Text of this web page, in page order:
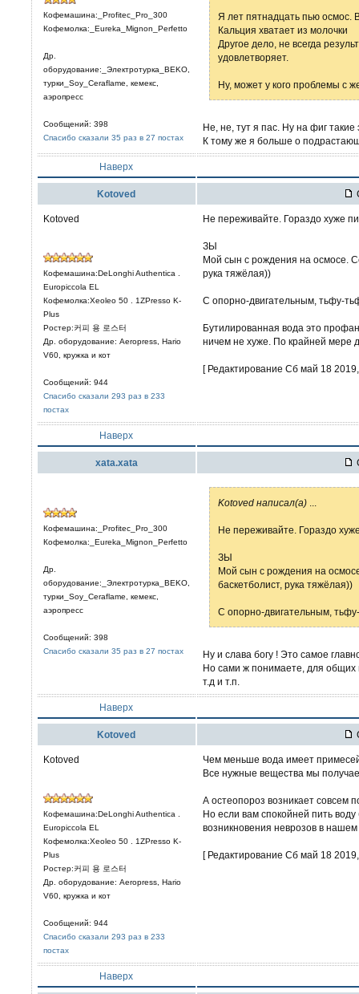
Кофемашина:_Profitec_Pro_300
Кофемолка:_Eureka_Mignon_Perfetto
Др.
оборудование:_Электротурка_BEKO,
турки_Soy_Ceraflame, кемекс,
аэропресс
Сообщений: 398
Спасибо сказали 35 раз в 27 постах
Я лет пятнадцать пью осмос.
Кальция хватает из молочки
Другое дело, не всегда
удовлетворяет.
Ну, может у кого проблемы с
Не, не, тут я пас. Ну на фиг такие
К тому же я больше о
Наверх
Kotoved
Kotoved
Кофемашина:DeLonghi Authentica .
Europiccola EL
Кофемолка:Xeoleo 50 . 1ZPresso K-
Plus
Ростер:커피 용 로스터
Др. оборудование: Aeropress, Hario
V60, кружка и кот
Сообщений: 944
Спасибо сказали 293 раз в 233
постах
Не переживайте. Гораздо хуже
ЗЫ
Мой сын с рождения на осмосе.
рука тяжёлая))
С опорно-двигательным, тьфу-
Бутилированная вода это
ничем не хуже. По крайней мере
[ Редактирование Сб май 18
Наверх
xata.xata
Кофемашина:_Profitec_Pro_300
Кофемолка:_Eureka_Mignon_Perfetto
Др.
оборудование:_Электротурка_BEKO,
турки_Soy_Ceraflame, кемекс,
аэропресс
Сообщений: 398
Спасибо сказали 35 раз в 27 постах
Kotoved написал(а)
Не переживайте. Гораздо
ЗЫ
Мой сын с рождения на
баскетболист, рука тяжёлая))
С опорно-двигательным,
Ну и слава богу ! Это самое
Но сами ж понимаете, для общих
т.д и т.п.
Наверх
Kotoved
Kotoved
Кофемашина:DeLonghi Authentica .
Europiccola EL
Кофемолка:Xeoleo 50 . 1ZPresso K-
Plus
Ростер:커피 용 로스터
Др. оборудование: Aeropress, Hario
V60, кружка и кот
Сообщений: 944
Спасибо сказали 293 раз в 233
постах
Чем меньше вода имеет
Все нужные вещества мы
А остеопороз возникает совсем
Но если вам спокойней пить
возникновения неврозов в
[ Редактирование Сб май 18
Наверх